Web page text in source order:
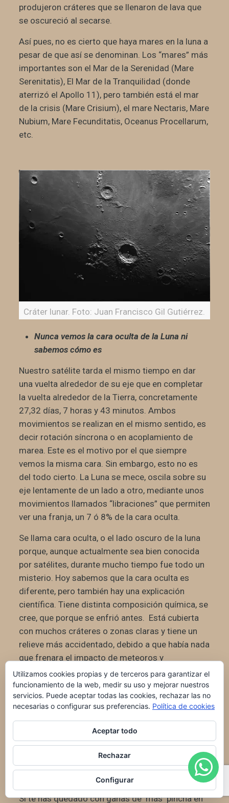
produjeron cráteres que se llenaron de lava que
se oscureció al secarse.
Así pues, no es cierto que haya mares en la luna a
pesar de que así se denominan. Los “mares” más
importantes son el Mar de la Serenidad (Mare
Serenitatis), El Mar de la Tranquilidad (donde
aterrizó el Apollo 11), pero también está el mar
de la crisis (Mare Crisium), el mare Nectaris, Mare
Nubium, Mare Fecunditatis, Oceanus Procellarum,
etc.
Cráter lunar. Foto: Juan Francisco Gil Gutiérrez.
Nunca vemos la cara oculta de la Luna ni
sabemos cómo es
Nuestro satélite tarda el mismo tiempo en dar
una vuelta alrededor de su eje que en completar
la vuelta alrededor de la Tierra, concretamente
27,32 días, 7 horas y 43 minutos. Ambos
movimientos se realizan en el mismo sentido, es
decir rotación síncrona o en acoplamiento de
marea. Este es el motivo por el que siempre
vemos la misma cara. Sin embargo, esto no es
del todo cierto. La Luna se mece, oscila sobre su
eje lentamente de un lado a otro, mediante unos
movimientos llamados “libraciones” que permiten
ver una franja, un 7 ó 8% de la cara oculta.
Se llama cara oculta, o el lado oscuro de la luna
porque, aunque actualmente sea bien conocida
por satélites, durante mucho tiempo fue todo un
misterio. Hoy sabemos que la cara oculta es
diferente, pero también hay una explicación
científica. Tiene distinta composición química, se
cree, que porque se enfrió antes. Está cubierta
con muchos cráteres o zonas claras y tiene un
relieve más accidentado, debido a que había nada
que frenara el impacto de meteoros y
meteoritos. Además, su corteza es más gruesa
debido al rápido enfriamiento ya que estaba
menos expuesta al calor de la Tierra. Apenas
tiene zonas oscuras o mares: ya que al ser más
gruesa la corteza en esa cara, cuando asteroides
y meteoritos impactaban en ella se liberaba
menos lava por lo que apenas hay maria (zonas
oscuras). Como veréis, a pesar de estar algo
oculta no es en absoluto desconocida.
Si te has quedado con ganas de más pincha en
Utilizamos cookies propias y de terceros para garantizar el
funcionamiento de la web, medir su uso y mejorar nuestros
servicios. Puede aceptar todas las cookies, rechazar las no
necesarias o configurar sus preferencias. Política de cookies
Aceptar todo
Rechazar
Configurar